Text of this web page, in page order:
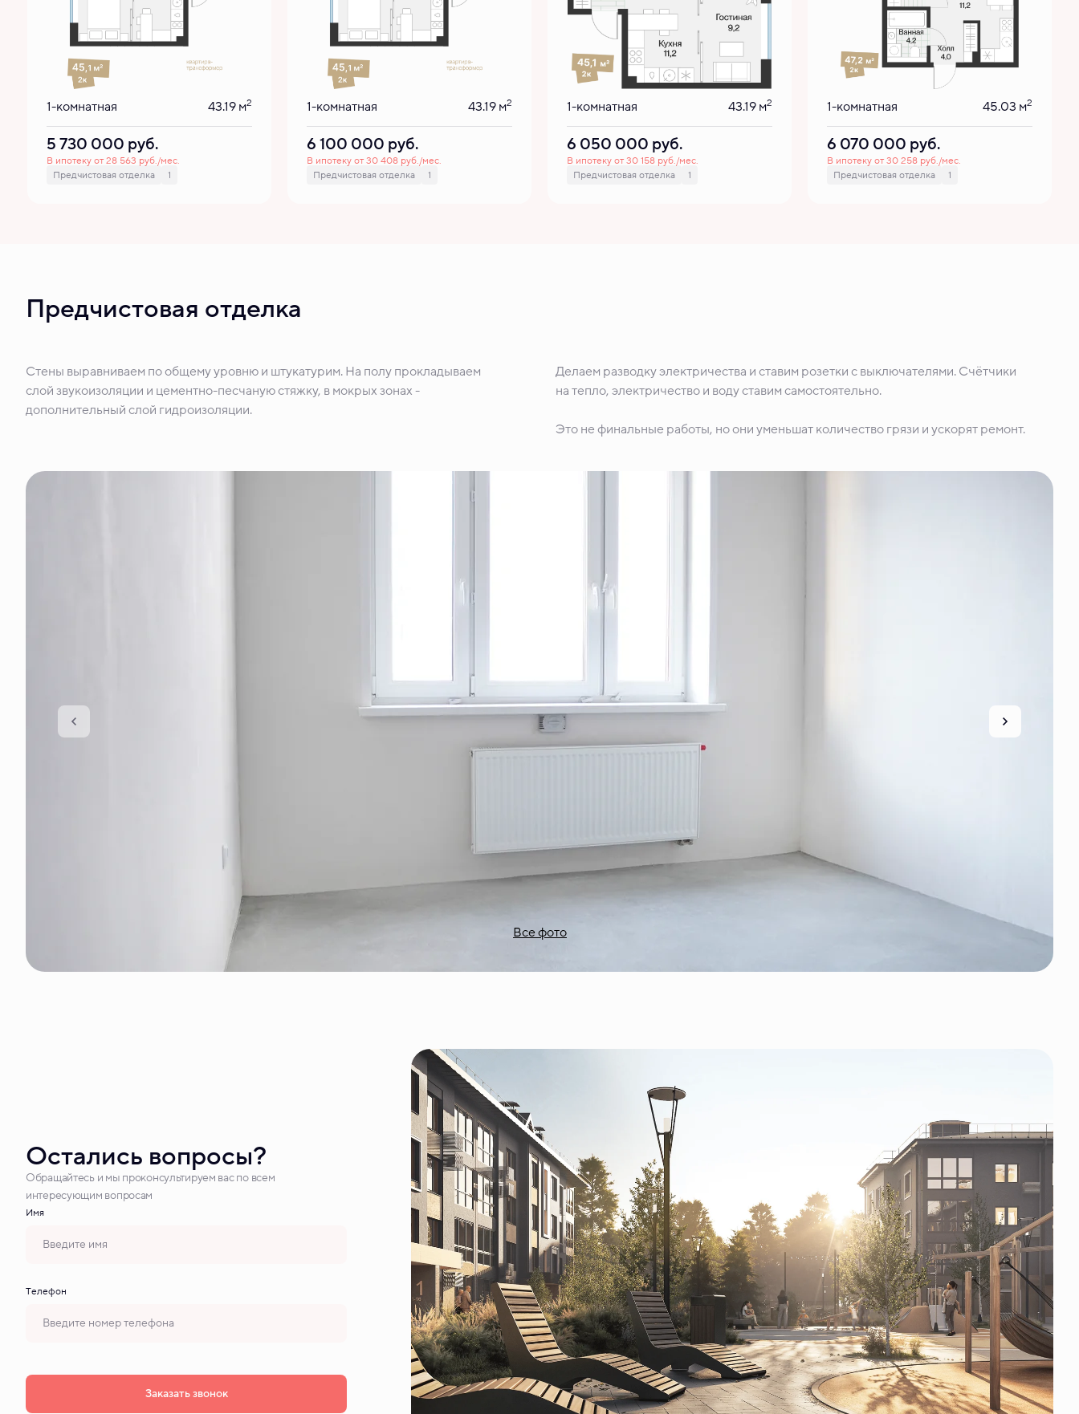
1-комнатная 43.19 м2
5 730 000 руб.
В ипотеку от 28 563 руб./мес.
Предчистовая отделка
1
1-комнатная 43.19 м2
6 100 000 руб.
В ипотеку от 30 408 руб./мес.
Предчистовая отделка
1
1-комнатная 43.19 м2
6 050 000 руб.
В ипотеку от 30 158 руб./мес.
Предчистовая отделка
1
1-комнатная 45.03 м2
6 070 000 руб.
В ипотеку от 30 258 руб./мес.
Предчистовая отделка
1
Предчистовая отделка
Стены выравниваем по общему уровню и штукатурим. На полу прокладываем
слой звукоизоляции и цементно-песчаную стяжку, в мокрых зонах -
дополнительный слой гидроизоляции.
Делаем разводку электричества и ставим розетки с выключателями. Счётчики
на тепло, электричество и воду ставим самостоятельно.
Это не финальные работы, но они уменьшат количество грязи и ускорят ремонт.
Все фото
Остались вопросы?
Обращайтесь и мы проконсультируем вас по всем
интересующим вопросам
Имя
Tелефон
Заказать звонок